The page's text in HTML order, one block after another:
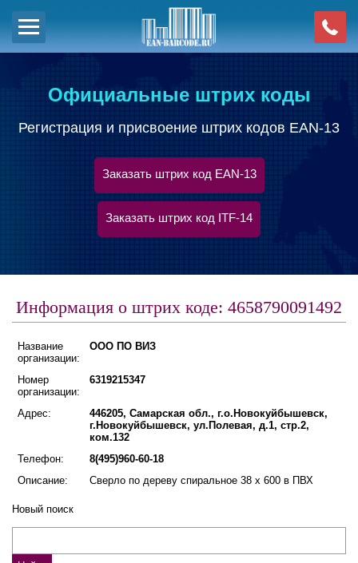
Официальные штрих коды
Регистрация и присвоение штрих кодов EAN-13
Заказать штрих код EAN-13
Заказать штрих код ITF-14
Информация о штрих коде: 4658790091492
Название
организации:
ООО ПО ВИЗ
Номер
организации:
6319215347
Адрес:
446205, Самарская обл., г.о.Новокуйбышевск,
г.Новокуйбышевск, ул.Полевая, д.1, стр.2,
ком.132
Телефон:
8(495)960-60-18
Описание:
Сверло по дереву спиральное 38 х 600 в ПВХ
Новый поиск